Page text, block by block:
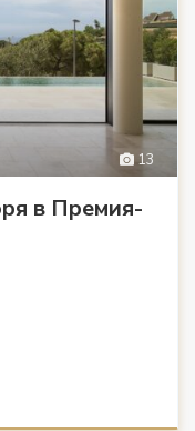
13
в Премия-